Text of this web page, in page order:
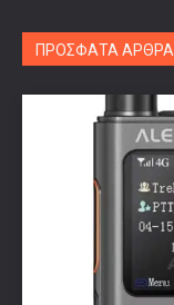
ΠΡΟΣΦΑΤΑ ΑΡΘΡΑ